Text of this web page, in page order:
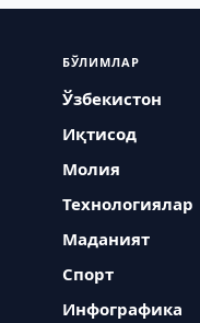
БЎЛИМЛАР
Ўзбекистон
Иқтисод
Молия
Технологиялар
Маданият
Спорт
Инфографика